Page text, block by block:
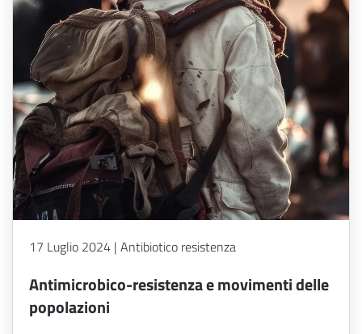
17 Luglio 2024 | Antibiotico resistenza
Antimicrobico-resistenza e movimenti delle
popolazioni